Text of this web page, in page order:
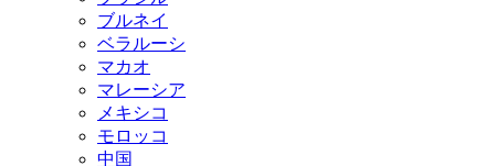
ブルネイ
ベラルーシ
マカオ
マレーシア
メキシコ
モロッコ
中国